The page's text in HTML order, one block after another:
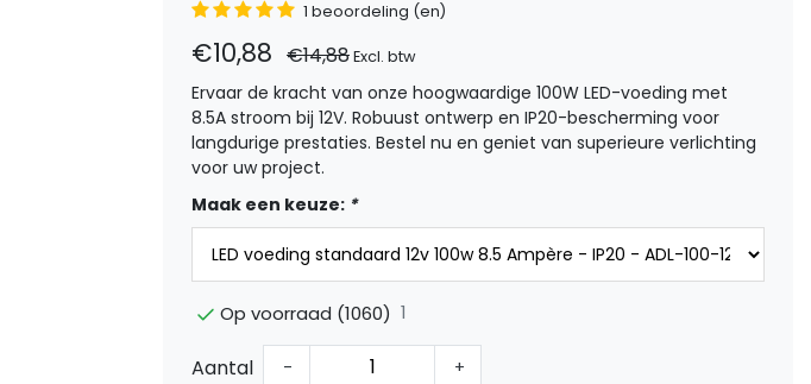
1 beoordeling (en)
€10,88 €14,88Excl. btw
Ervaar de kracht van onze hoogwaardige 100W LED-voeding met
8.5A stroom bij 12V. Robuust ontwerp en IP20-bescherming voor
langdurige prestaties. Bestel nu en geniet van superieure verlichting
voor uw project.
Maak een keuze: *
Op voorraad (1060) 1
Aantal - +